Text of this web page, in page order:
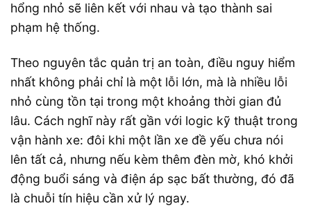
hổng nhỏ sẽ liên kết với nhau và tạo thành sai
phạm hệ thống.
Theo nguyên tắc quản trị an toàn, điều nguy hiểm
nhất không phải chỉ là một lỗi lớn, mà là nhiều lỗi
nhỏ cùng tồn tại trong một khoảng thời gian đủ
lâu. Cách nghĩ này rất gần với logic kỹ thuật trong
vận hành xe: đôi khi một lần xe đề yếu chưa nói
lên tất cả, nhưng nếu kèm thêm đèn mờ, khó khởi
động buổi sáng và điện áp sạc bất thường, đó đã
là chuỗi tín hiệu cần xử lý ngay.